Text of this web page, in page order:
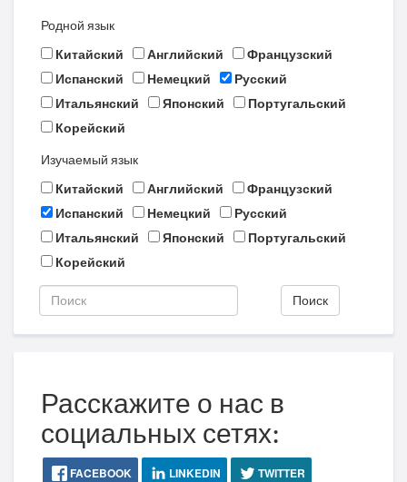
Родной язык
Китайский
Английский
Французский
Испанский
Немецкий
Русский
Итальянский
Японский
Португальский
Корейский
Изучаемый язык
Китайский
Английский
Французский
Испанский
Немецкий
Русский
Итальянский
Японский
Португальский
Корейский
Поиск
Расскажите о нас в
социальных сетях:
FACEBOOK LINKEDIN
TWITTER